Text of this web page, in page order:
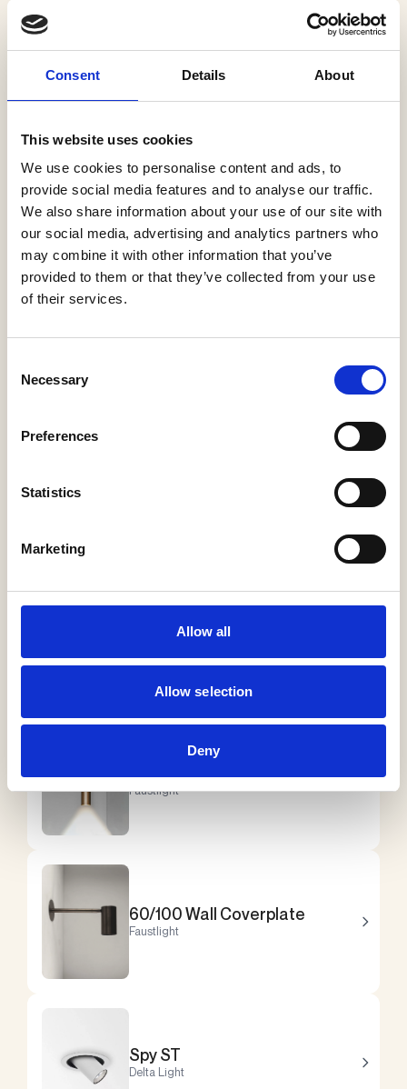
Consent Details About
This website uses cookies
We use cookies to personalise content and ads, to
provide social media features and to analyse our traffic.
We also share information about your use of our site with
our social media, advertising and analytics partners who
may combine it with other information that you’ve
provided to them or that they’ve collected from your use
of their services.
Selection
Necessary
Preferences
Statistics
Marketing
Allow all
Allow selection
Deny
Bolle Chandelier
Giopato & Coombes
Supernova
Ø60 Pendant
Faustlight
60/100 Wall Coverplate
Faustlight
Spy ST
Delta Light